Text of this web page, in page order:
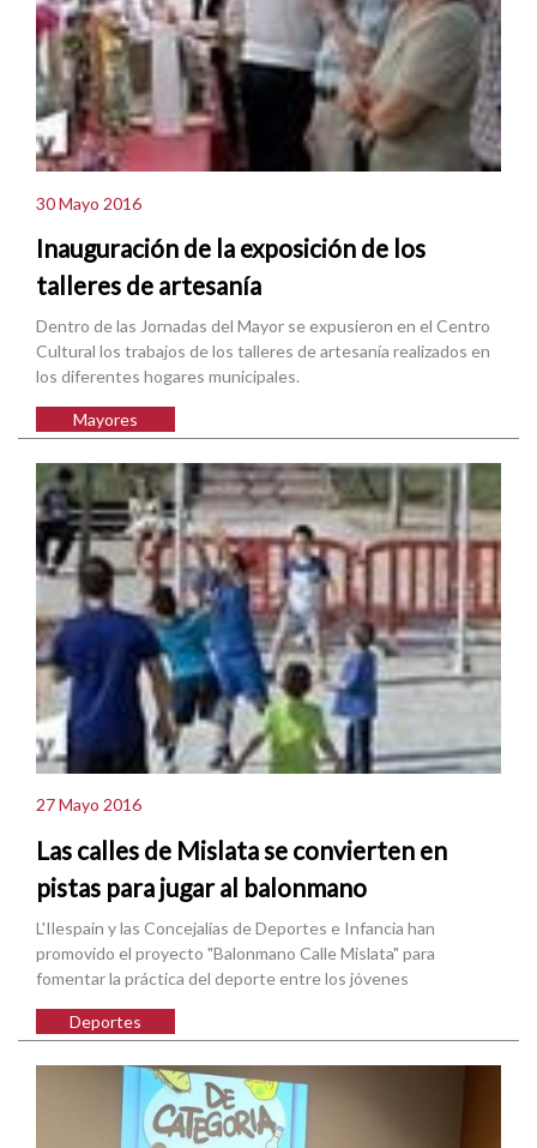
30 Mayo 2016
Inauguración de la exposición de los
talleres de artesanía
Dentro de las Jornadas del Mayor se expusieron en el Centro
Cultural los trabajos de los talleres de artesanía realizados en
los diferentes hogares municipales.
Mayores
27 Mayo 2016
Las calles de Mislata se convierten en
pistas para jugar al balonmano
L'Ilespain y las Concejalías de Deportes e Infancia han
promovido el proyecto "Balonmano Calle Mislata" para
fomentar la práctica del deporte entre los jóvenes
Deportes